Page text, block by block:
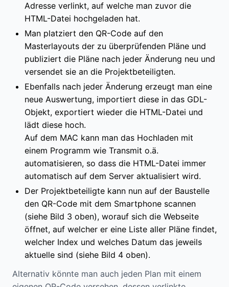
Adresse verlinkt, auf welche man zuvor die
HTML-Datei hochgeladen hat.
Man platziert den QR-Code auf den
Masterlayouts der zu überprüfenden Pläne und
publiziert die Pläne nach jeder Änderung neu und
versendet sie an die Projektbeteiligten.
Ebenfalls nach jeder Änderung erzeugt man eine
neue Auswertung, importiert diese in das GDL-
Objekt, exportiert wieder die HTML-Datei und
lädt diese hoch.
Auf dem MAC kann man das Hochladen mit
einem Programm wie Transmit o.ä.
automatisieren, so dass die HTML-Datei immer
automatisch auf dem Server aktualisiert wird.
Der Projektbeteiligte kann nun auf der Baustelle
den QR-Code mit dem Smartphone scannen
(siehe Bild 3 oben), worauf sich die Webseite
öffnet, auf welcher er eine Liste aller Pläne findet,
welcher Index und welches Datum das jeweils
aktuelle sind (siehe Bild 4 oben).
Alternativ könnte man auch jeden Plan mit einem